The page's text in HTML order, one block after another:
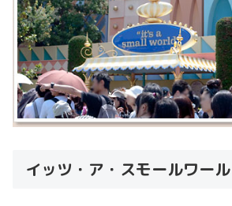
イッツ・ア・スモールワー